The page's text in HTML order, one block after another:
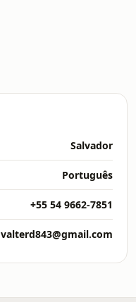
Salvador
Português
+55 54 9662-7851
valterd843@gmail.com